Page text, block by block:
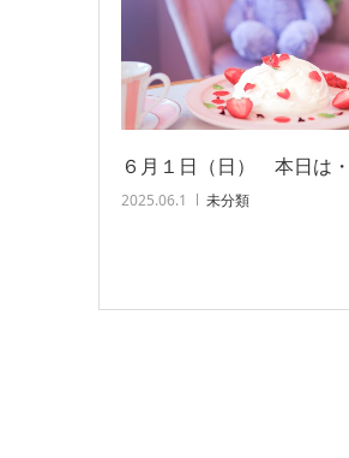
６月１日（日） 本日は・
2025.06.1 未分類